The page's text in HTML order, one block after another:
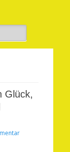
Glück,